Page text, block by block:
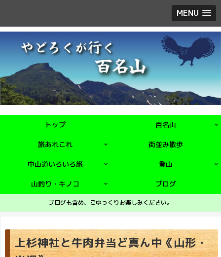
MENU
トップ 百名山
旅あれこれ 街並み散歩
中山道いろいろ旅 登山
山釣り・キノコ ブログ
ブログも含め、ごゆっくりお楽しみください。
上杉神社と牛肉弁当ど真ん中《山形・